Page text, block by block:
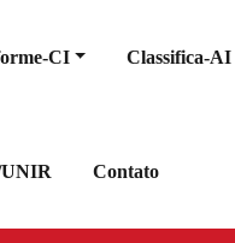
CI Classifica-AI
Contato